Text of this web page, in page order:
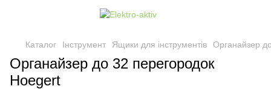
Каталог Інструмент Ящики для інструментів Органайзер
Органайзер до 32 перегородок
Hoegert